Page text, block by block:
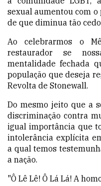
sexual aumentou com o
de que diminua tão
Ao celebrarmos o
restaurador se
mentalidade fechada
população que deseja
Revolta de Stonewall.
Do mesmo jeito que a
discriminação contra
igual importância que
intolerância explícita
a qual temos
a nação.
"Ô Lê Lê! Ô Lá Lá! A